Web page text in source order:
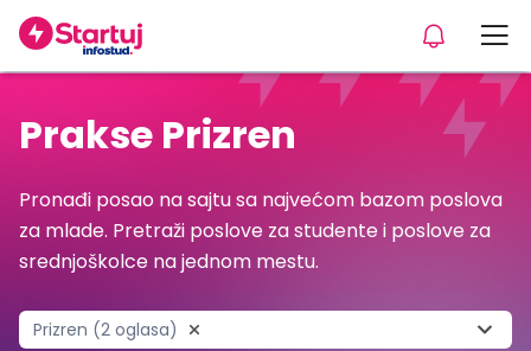
Prakse Prizren
Pronađi posao na sajtu sa najvećom bazom poslova
za mlade. Pretraži poslove za studente i poslove za
srednjoškolce na jednom mestu.
Prizren (2 oglasa)